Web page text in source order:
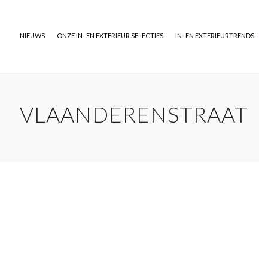
NIEUWS ONZE IN- EN EXTERIEUR SELECTIES IN- EN EXTERIEURTRENDS
VLAANDERENSTRAAT